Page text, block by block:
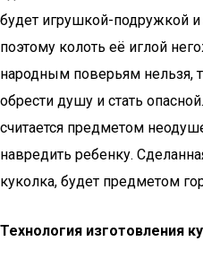
будет игрушкой-подружкой
поэтому колоть её иглой
народным поверьям нельзя,
обрести душу и стать
считается предметом
навредить ребенку.
куколка, будет предметом
Технология изготовления